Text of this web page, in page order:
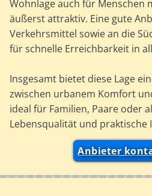
Wohnlage auch für Menschen
äußerst attraktiv. Eine gute
Verkehrsmittel sowie an die
für schnelle Erreichbarkeit in
Insgesamt bietet diese Lage
zwischen urbanem Komfort
ideal für Familien, Paare oder
Lebensqualität und praktische
Anbieter